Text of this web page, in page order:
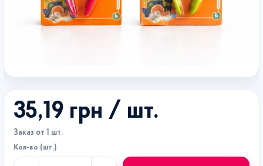
35,19 грн / шт.
Заказ от 1 шт.
Кол-во (шт.)